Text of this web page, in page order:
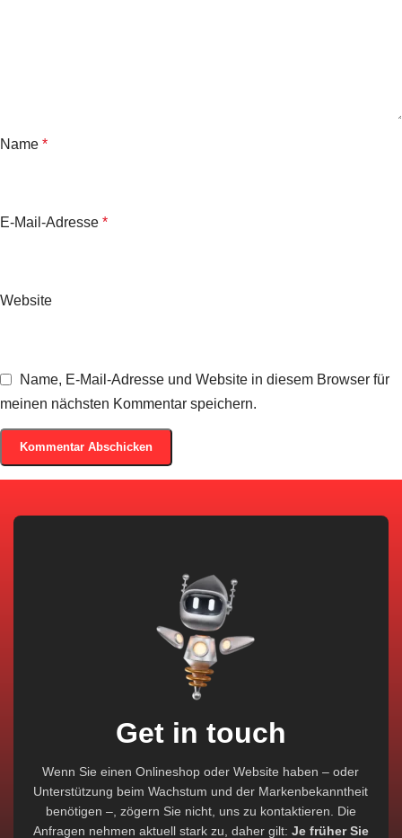
Name *
E-Mail-Adresse *
Website
Name, E-Mail-Adresse und Website in diesem Browser für
meinen nächsten Kommentar speichern.
Get in touch
Wenn Sie einen Onlineshop oder Website haben – oder
Unterstützung beim Wachstum und der Markenbekanntheit
benötigen –, zögern Sie nicht, uns zu kontaktieren. Die
Anfragen nehmen aktuell stark zu, daher gilt: Je früher Sie